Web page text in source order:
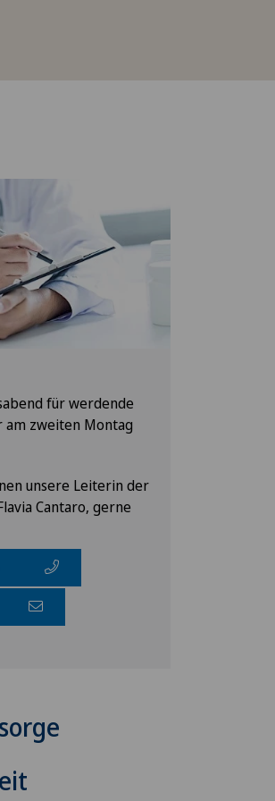
für werdende
zweiten Montag
unsere Leiterin der
Cantaro, gerne